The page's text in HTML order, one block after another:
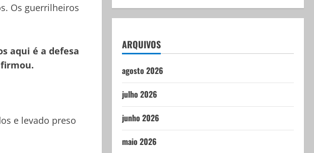
Os guerrilheiros
aqui é a defesa
e levado preso
ARQUIVOS
agosto 2026
julho 2026
junho 2026
maio 2026